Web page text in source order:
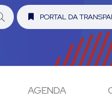
PORTAL DA
AGENDA